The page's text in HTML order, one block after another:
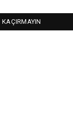
KAÇIRMAYIN